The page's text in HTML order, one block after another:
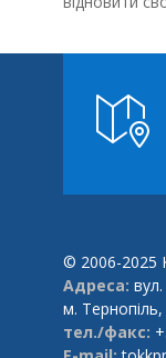
© 2006-2025
Адреса:
м.
тел./факс: